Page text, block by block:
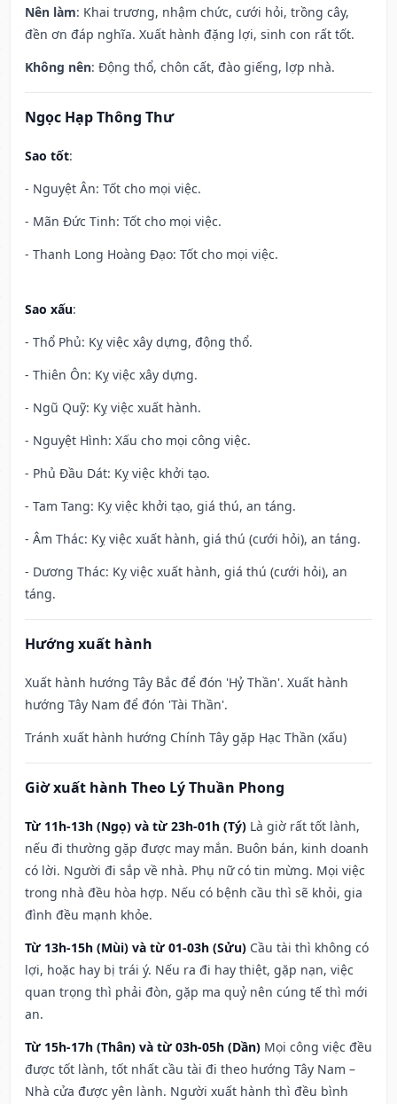
Nên làm: Khai trương, nhậm chức, cưới hỏi, trồng cây,
đền ơn đáp nghĩa. Xuất hành đặng lợi, sinh con rất tốt.
Không nên: Động thổ, chôn cất, đào giếng, lợp nhà.
Ngọc Hạp Thông Thư
Sao tốt:
- Nguyệt Ân: Tốt cho mọi việc.
- Mãn Đức Tinh: Tốt cho mọi việc.
- Thanh Long Hoàng Đạo: Tốt cho mọi việc.
Sao xấu:
- Thổ Phủ: Kỵ việc xây dựng, động thổ.
- Thiên Ôn: Kỵ việc xây dựng.
- Ngũ Quỹ: Kỵ việc xuất hành.
- Nguyệt Hình: Xấu cho mọi công việc.
- Phủ Đầu Dát: Kỵ việc khởi tạo.
- Tam Tang: Kỵ việc khởi tạo, giá thú, an táng.
- Âm Thác: Kỵ việc xuất hành, giá thú (cưới hỏi), an táng.
- Dương Thác: Kỵ việc xuất hành, giá thú (cưới hỏi), an
táng.
Hướng xuất hành
Xuất hành hướng Tây Bắc để đón 'Hỷ Thần'. Xuất hành
hướng Tây Nam để đón 'Tài Thần'.
Tránh xuất hành hướng Chính Tây gặp Hạc Thần (xấu)
Giờ xuất hành Theo Lý Thuần Phong
Từ 11h-13h (Ngọ) và từ 23h-01h (Tý) Là giờ rất tốt lành,
nếu đi thường gặp được may mắn. Buôn bán, kinh doanh
có lời. Người đi sắp về nhà. Phụ nữ có tin mừng. Mọi việc
trong nhà đều hòa hợp. Nếu có bệnh cầu thì sẽ khỏi, gia
đình đều mạnh khỏe.
Từ 13h-15h (Mùi) và từ 01-03h (Sửu) Cầu tài thì không có
lợi, hoặc hay bị trái ý. Nếu ra đi hay thiệt, gặp nạn, việc
quan trọng thì phải đòn, gặp ma quỷ nên cúng tế thì mới
an.
Từ 15h-17h (Thân) và từ 03h-05h (Dần) Mọi công việc đều
được tốt lành, tốt nhất cầu tài đi theo hướng Tây Nam –
Nhà cửa được yên lành. Người xuất hành thì đều bình